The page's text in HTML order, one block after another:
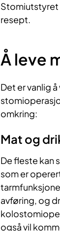
Stomiutstyret
resept.
Å leve
Det er vanlig
omkring:
Mat og
De fleste kan
som er
avføring, og
også vil